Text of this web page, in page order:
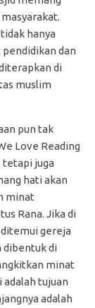
hanya
dan
di
muslim
pun tak
Love Reading
tetapi juga
hati akan
minat
Rana. Jika di
gereja
dibentuk di
minat
adalah tujuan
adalah